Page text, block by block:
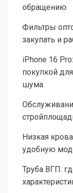
обращению
Фильтры
закупать и
iPhone 16
покупкой
шума
Низкая
удобную
Труба ВГП: